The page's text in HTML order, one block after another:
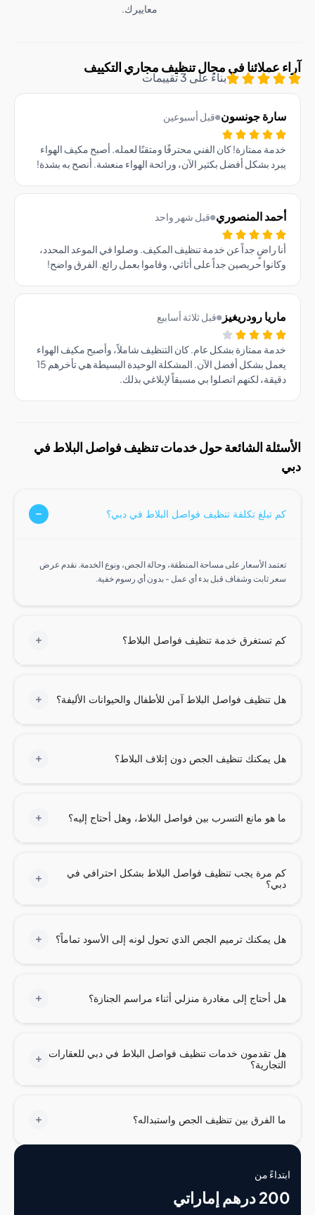
في مجال تنظيف مجاري التكييف
بناءً على 3 تقييمات
جونسون قبل أسبوعين
ممتازة! كان الفني محترفًا ومتقنًا لعمله. أصبح مكيف الهواء
بشكل أفضل بكثير الآن، ورائحة الهواء منعشة. أنصح به بشدة!
المنصوري قبل شهر واحد
راضٍ جداً عن خدمة تنظيف المكيف. وصلوا في الموعد المحدد،
حريصين جداً على أثاثي، وقاموا بعمل رائع. الفرق واضح!
رودريغيز قبل ثلاثة أسابيع
ممتازة بشكل عام. كان التنظيف شاملاً، وأصبح مكيف الهواء
يعمل بشكل أفضل الآن. المشكلة الوحيدة البسيطة هي تأخرهم 15
لكنهم اتصلوا بي مسبقاً لإبلاغي بذلك.
الشائعة حول خدمات تنظيف فواصل البلاط في
تكلفة تنظيف فواصل البلاط في دبي؟
الأسعار على مساحة المنطقة، وحالة الجص، ونوع الخدمة. نقدم عرض
ثابت وشفاف قبل بدء أي عمل - بدون أي رسوم خفية.
تستغرق خدمة تنظيف فواصل البلاط؟
فواصل البلاط آمن للأطفال والحيوانات الأليفة؟
تنظيف الجص دون إتلاف البلاط؟
مانع التسرب بين فواصل البلاط، وهل أحتاج إليه؟
مرة يجب تنظيف فواصل البلاط بشكل احترافي في
ترميم الجص الذي تحول لونه إلى الأسود تماماً؟
إلى مغادرة منزلي أثناء مراسم الجنازة؟
تقدمون خدمات تنظيف فواصل البلاط في دبي للعقارات
بين تنظيف الجص واستبداله؟